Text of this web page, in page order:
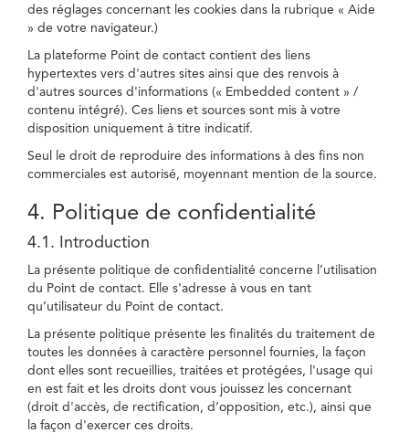
des réglages concernant les cookies dans la rubrique « Aide
» de votre navigateur.)
La plateforme Point de contact contient des liens
hypertextes vers d'autres sites ainsi que des renvois à
d'autres sources d'informations (« Embedded content » /
contenu intégré). Ces liens et sources sont mis à votre
disposition uniquement à titre indicatif.
Seul le droit de reproduire des informations à des fins non
commerciales est autorisé, moyennant mention de la source.
4. Politique de confidentialité
4.1. Introduction
La présente politique de confidentialité concerne l’utilisation
du Point de contact. Elle s'adresse à vous en tant
qu’utilisateur du Point de contact.
La présente politique présente les finalités du traitement de
toutes les données à caractère personnel fournies, la façon
dont elles sont recueillies, traitées et protégées, l'usage qui
en est fait et les droits dont vous jouissez les concernant
(droit d'accès, de rectification, d’opposition, etc.), ainsi que
la façon d'exercer ces droits.